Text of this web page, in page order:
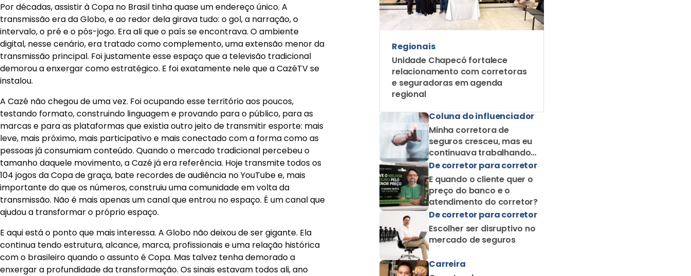
Por décadas, assistir à Copa no Brasil tinha quase um endereço único. A
transmissão era da Globo, e ao redor dela girava tudo: o gol, a narração, o
intervalo, o pré e o pós-jogo. Era ali que o país se encontrava. O ambiente
digital, nesse cenário, era tratado como complemento, uma extensão menor da
transmissão principal. Foi justamente esse espaço que a televisão tradicional
demorou a enxergar como estratégico. E foi exatamente nele que a CazéTV se
instalou.
A Cazé não chegou de uma vez. Foi ocupando esse território aos poucos,
testando formato, construindo linguagem e provando para o público, para as
marcas e para as plataformas que existia outro jeito de transmitir esporte: mais
leve, mais próximo, mais participativo e mais conectado com a forma como as
pessoas já consumiam conteúdo. Quando o mercado tradicional percebeu o
tamanho daquele movimento, a Cazé já era referência. Hoje transmite todos os
104 jogos da Copa de graça, bate recordes de audiência no YouTube e, mais
importante do que os números, construiu uma comunidade em volta da
transmissão. Não é mais apenas um canal que entrou no espaço. É um canal que
ajudou a transformar o próprio espaço.
E aqui está o ponto que mais interessa. A Globo não deixou de ser gigante. Ela
continua tendo estrutura, alcance, marca, profissionais e uma relação histórica
com o brasileiro quando o assunto é Copa. Mas talvez tenha demorado a
enxergar a profundidade da transformação. Os sinais estavam todos ali, ano
Regionais
Unidade Chapecó fortalece
relacionamento com corretoras
e seguradoras em agenda
regional
Coluna do influenciador
Minha corretora de
seguros cresceu, mas eu
continuava trabalhando
como corretor solo
De corretor para corretor
E quando o cliente quer o
preço do banco e o
atendimento do corretor?
De corretor para corretor
Escolher ser disruptivo no
mercado de seguros
Carreira